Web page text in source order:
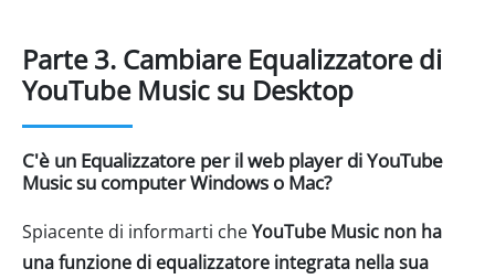
Parte 3. Cambiare Equalizzatore di
YouTube Music su Desktop
C'è un Equalizzatore per il web player di YouTube
Music su computer Windows o Mac?
Spiacente di informarti cheYouTube Music non ha
una funzione di equalizzatore integrata nella sua